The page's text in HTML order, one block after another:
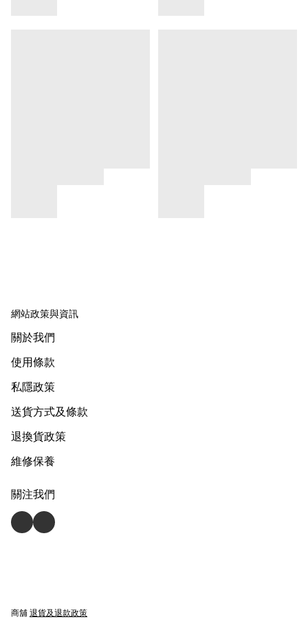
網站政策與資訊
關於我們
使用條款
私隱政策
送貨方式及條款
退換貨政策
維修保養
關注我們
商舖 退貨及退款政策